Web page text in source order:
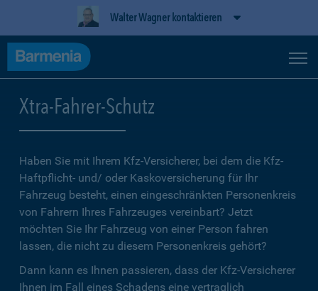
Walter Wagner kontaktieren
Xtra-Fahrer-Schutz
Haben Sie mit Ihrem Kfz-Versicherer, bei dem die Kfz-
Haftpflicht- und/ oder Kaskoversicherung für Ihr
Fahrzeug besteht, einen eingeschränkten Personenkreis
von Fahrern Ihres Fahrzeuges vereinbart? Jetzt
möchten Sie Ihr Fahrzeug von einer Person fahren
lassen, die nicht zu diesem Personenkreis gehört?
Dann kann es Ihnen passieren, dass der Kfz-Versicherer
Ihnen im Fall eines Schadens eine vertraglich